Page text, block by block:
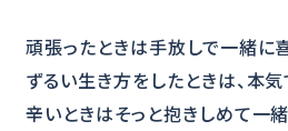
頑張ったときは手放しで一緒に
ずるい生き方をしたときは、本気
辛いときはそっと抱きしめて一緒